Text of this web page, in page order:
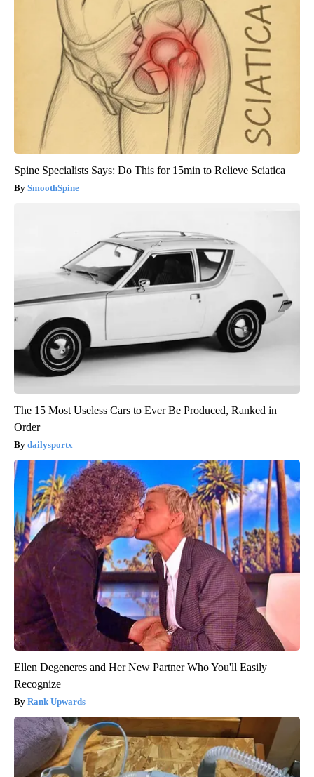
Spine Specialists Says: Do This for 15min to Relieve Sciatica
SmoothSpine
The 15 Most Useless Cars to Ever Be Produced, Ranked in
Order
dailysportx
Ellen Degeneres and Her New Partner Who You'll Easily
Recognize
Rank Upwards